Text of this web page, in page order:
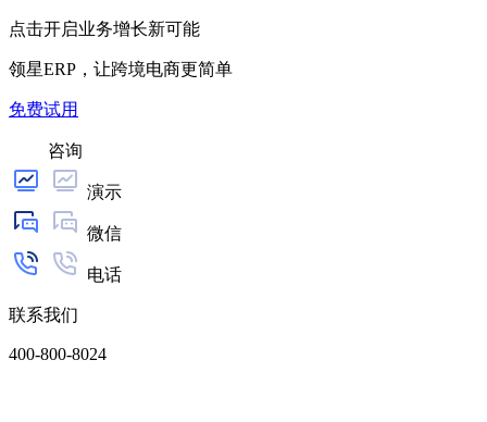
点击开启业务增长新可能
领星ERP，让跨境电商更简单
免费试用
咨询
演示
微信
电话
联系我们
400-800-8024